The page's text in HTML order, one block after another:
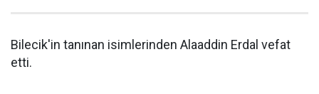
Bilecik'in tanınan isimlerinden Alaaddin Erdal vefat
etti.